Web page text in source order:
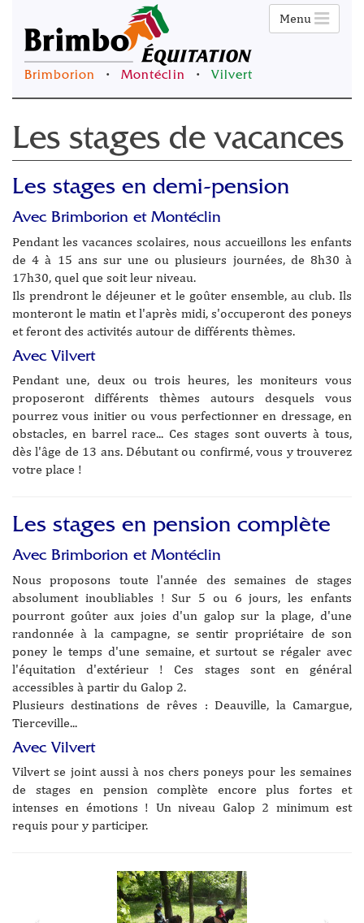
Menu
Brimborion • Montéclin • Vilvert
Les stages de vacances
Les stages en demi-pension
Avec Brimborion et Montéclin
Pendant les vacances scolaires, nous accueillons les enfants
de 4 à 15 ans sur une ou plusieurs journées, de 8h30 à
17h30, quel que soit leur niveau.
Ils prendront le déjeuner et le goûter ensemble, au club. Ils
monteront le matin et l'après midi, s'occuperont des poneys
et feront des activités autour de différents thèmes.
Avec Vilvert
Pendant une, deux ou trois heures, les moniteurs vous
proposeront différents thèmes autours desquels vous
pourrez vous initier ou vous perfectionner en dressage, en
obstacles, en barrel race... Ces stages sont ouverts à tous,
dès l'âge de 13 ans. Débutant ou confirmé, vous y trouverez
votre place !
Les stages en pension complète
Avec Brimborion et Montéclin
Nous proposons toute l'année des semaines de stages
absolument inoubliables ! Sur 5 ou 6 jours, les enfants
pourront goûter aux joies d'un galop sur la plage, d'une
randonnée à la campagne, se sentir propriétaire de son
poney le temps d'une semaine, et surtout se régaler avec
l'équitation d'extérieur ! Ces stages sont en général
accessibles à partir du Galop 2.
Plusieurs destinations de rêves : Deauville, la Camargue,
Tierceville...
Avec Vilvert
Vilvert se joint aussi à nos chers poneys pour les semaines
de stages en pension complète encore plus fortes et
intenses en émotions ! Un niveau Galop 2 minimum est
requis pour y participer.